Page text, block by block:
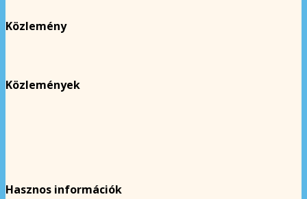
Közlemény
Közlemények
Hasznos információk